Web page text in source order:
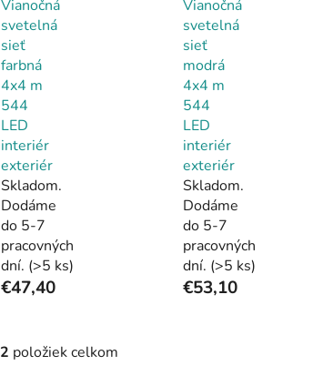
Vianočná
svetelná
sieť
farbná
4x4 m
544
LED
interiér
exteriér
Skladom.
Dodáme
do 5-7
pracovných
dní. (>5 ks)
€47,40
Vianočná
svetelná
sieť
modrá
4x4 m
544
LED
interiér
exteriér
Skladom.
Dodáme
do 5-7
pracovných
dní. (>5 ks)
€53,10
2 položiek celkom